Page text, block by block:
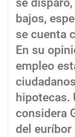
bajos,
se cuenta
En su
empleo
hipotecas.
considera
del euríbor